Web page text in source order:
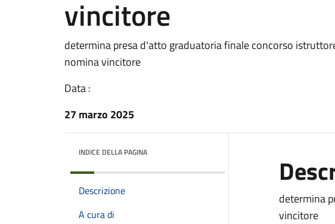
vincitore
determina presa d'atto graduatoria finale concorso
nomina vincitore
Data :
27 marzo 2025
INDICE DELLA PAGINA
Descrizione
A cura di
determina
vincitore